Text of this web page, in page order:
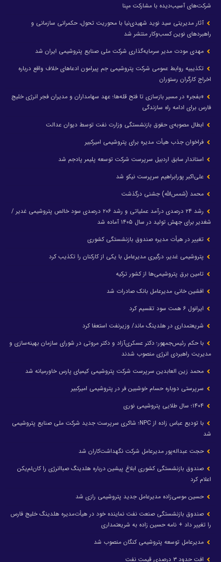
شرکت‌های آسیب‌دیده با مشارکت مپنا
آثار مدیریتی سید نوید شهیدی‌نیا با محوریت تحول، حکمرانی سازمانی و
راهبردهای نوین کسب‌وکار منتشر شد
مهدی مودت مدیر سرمایه‌گذاری شرکت ملی صنایع پتروشیمی ایران شد
تکذیبیه روابط عمومی شرکت پتروشیمی جم پیرامون ادعاهای خلاف واقع درباره
اخراج کارگران رستوران
«بفجر» در مسیر بازسازی تا فتح قله‌ها؛ عهد سهامداران و مدیران فجر انرژی خلیج
فارس برای ادامه راه سازندگی
ابطال مصوبه‌ی حقوق بازنشستگی وزارت نفت توسط دیوان عدالت
فراخوان جذب هیأت مدیره برای پتروشیمی امیرکبیر
استاندار سابق اردبیل سرپرست شرکت توسعه پلیمر پادجم شد
علی‌اکبر پورابراهیم سرپرست نیکو شد
محمد (شمس‌الله) جشنی درگذشت
رشد ۲۴ درصدی درآمد عملیاتی و رشد ۲۰۶ درصدی سود خالص پتروشیمی غدیر /
شغدیر برای جهش تولید در سال ۱۴۰۵ آماده شد
تغییر در هیأت مدیره صندوق بازنشستگی کشوری
پتروشیمی غدیر، درگیری مدیرعامل با یکی از کارکنان را تکذیب کرد
تامین برق پتروشیمی‌ها از کشور ترکیه
افشین خانی مدیرعامل بانک صادرات شد
ایرانول ۶ همت سود تقسیم کرد
شریعتمداری در هلدینگ ماند/ وزیرنفت استعفا کرد
با حکم رئیس‌جمهور؛ دکتر عسکری‌آزاد و دکتر مروتی در شورای سازمان بهینه‌سازی و
مدیریت راهبردی انرژی منصوب شدند
محمد زین العابدین سرپرست شرکت پتروشیمی کیمیای پارس خاورمیانه شد
سرپرستی دوباره حسام خوشبین فر در پتروشیمی امیرکبیر
با تودیع عباس زاده از NPC؛ شاکری سرپرست جدید شرکت ملی صنایع پتروشیمی
شد
حجت عبداله‌پور مدیرعامل شرکت نگهداشت‌کاران شد
صندوق بازنشستگی کشوری ابلاغ پیشین درباره هلدینگ صباانرژی را کان‌لم‌یکن
اعلام کرد
حسین موسی‌زاده مدیرعامل جدید پتروشیمی رازی شد
صندوق بازنشستگی صنعت نفت نماینده خود در هیأت‌مدیره هلدینگ خلیج فارس
را تغییر داد + نامه حسین زاده به شریعتمداری
مدیرعامل توسعه پتروشیمی کنگان منصوب شد
افت حدود ۳ درصدی قیمت نفت